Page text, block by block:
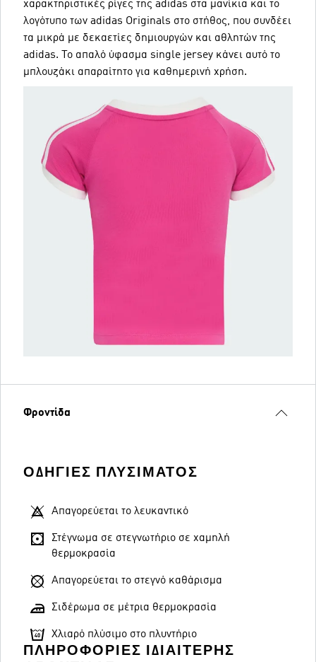
χαρακτηριστικές ρίγες της adidas στα μανίκια και το
λογότυπο των adidas Originals στο στήθος, που συνδέει
τα μικρά με δεκαετίες δημιουργών και αθλητών της
adidas. Το απαλό ύφασμα single jersey κάνει αυτό το
μπλουζάκι απαραίτητο για καθημερινή χρήση.
Φροντίδα
ΟΔΗΓΊΕΣ ΠΛΥΣΊΜΑΤΟΣ
Απαγορεύεται το λευκαντικό
Στέγνωμα σε στεγνωτήριο σε χαμηλή
θερμοκρασία
Απαγορεύεται το στεγνό καθάρισμα
Σιδέρωμα σε μέτρια θερμοκρασία
Χλιαρό πλύσιμο στο πλυντήριο
ΠΛΗΡΟΦΟΡΊΕΣ ΙΔΙΑΊΤΕΡΗΣ